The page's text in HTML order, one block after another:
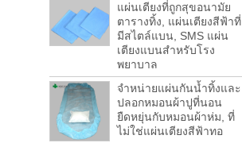
แผ่นเตียงที่ถูกสุขอนามัย
ตารางทิ้ง, แผ่นเตียงสีฟ้าที่
มีสไตล์แบน, SMS แผ่น
เตียงแบนสำหรับโรง
พยาบาล
จำหน่ายแผ่นกันน้ำทิ้งและ
ปลอกหมอนผ้าปูที่นอน
ยืดหยุ่นกับหมอนผ้าห่ม, ที่
ไม่ใช่แผ่นเตียงสีฟ้าทอ